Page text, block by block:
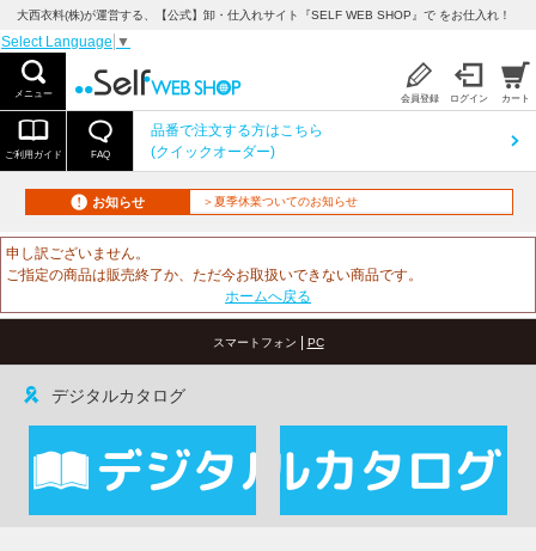
大西衣料(株)が運営する、【公式】卸・仕入れサイト『SELF WEB SHOP』で をお仕入れ！
Select Language ▼
メニュー 会員登録 ログイン カート
ご利用ガイド FAQ
品番で注文する方はこちら
(クイックオーダー)
お知らせ ＞夏季休業ついてのお知らせ
申し訳ございません。
ご指定の商品は販売終了か、ただ今お取扱いできない商品です。
ホームへ戻る
スマートフォン | PC
デジタルカタログ